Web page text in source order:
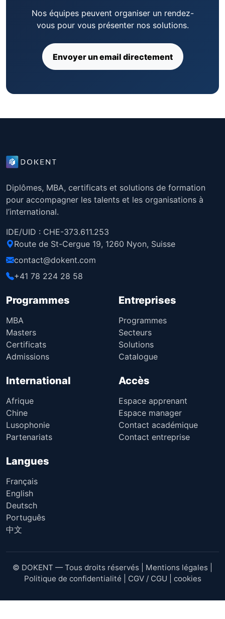
Nos équipes peuvent organiser un rendez-
vous pour vous présenter nos solutions.
Envoyer un email directement
Diplômes, MBA, certificats et solutions de formation
pour accompagner les talents et les organisations à
l’international.
IDE/UID : CHE-373.611.253
Route de St-Cergue 19, 1260 Nyon, Suisse
contact@dokent.com
+41 78 224 28 58
Programmes
MBA
Masters
Certificats
Admissions
Entreprises
Programmes
Secteurs
Solutions
Catalogue
International
Afrique
Chine
Lusophonie
Partenariats
Accès
Espace apprenant
Espace manager
Contact académique
Contact entreprise
Langues
Français
English
Deutsch
Português
中文
© DOKENT — Tous droits réservés | Mentions légales
Politique de confidentialité
CGV / CGU cookies